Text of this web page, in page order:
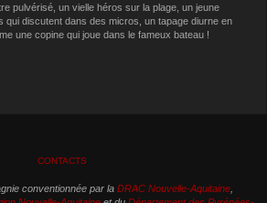
pulvérisé, un vielle héros sur la plage, un jeune
qui discutent dans des micros, un tapage diurne en
une copine qui joue dans le fameux bateau !
CONTACTS
conventionnée par la DRAC Nouvelle-Aquitaine,